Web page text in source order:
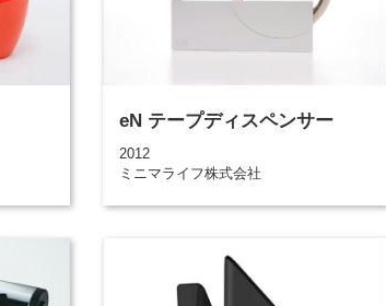
eN テープディスペンサー
2012
ミニマライフ株式会社